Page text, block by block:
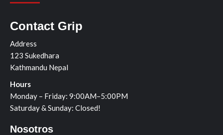
Contact Grip
Address
123 Sukedhara
Kathmandu Nepal
Hours
Monday – Friday: 9:00AM–5:00PM
Saturday & Sunday: Closed!
Nosotros